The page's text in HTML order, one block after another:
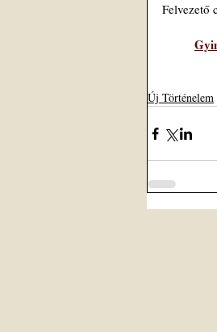
Felvezető
Új Történelem